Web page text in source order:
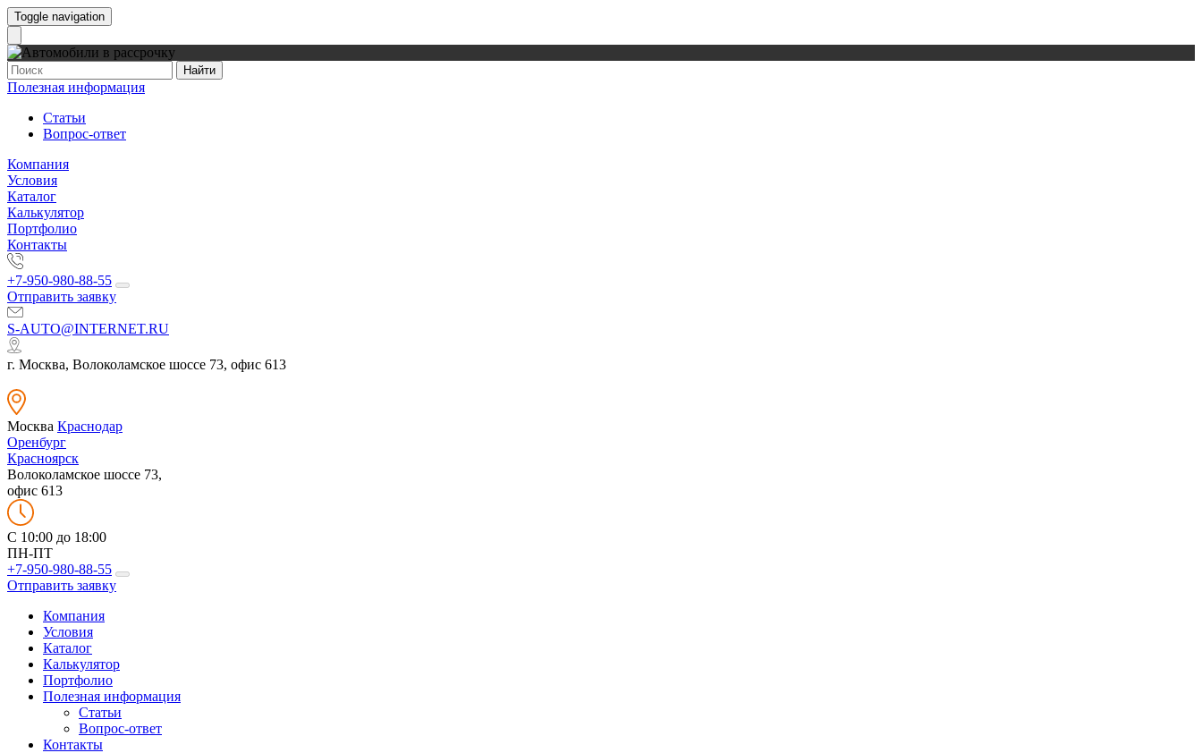
Toggle navigation
Найти
Полезная информация
Статьи
Вопрос-ответ
Компания
Условия
Каталог
Калькулятор
Портфолио
Контакты
+7-950-980-88-55
Отправить заявку
S-AUTO@INTERNET.RU
г. Москва, Волоколамское шоссе 73, офис 613
Москва Краснодар
Оренбург
Красноярск
Волоколамское шоссе 73,
офис 613
C 10:00 до 18:00
ПН-ПТ
+7-950-980-88-55
Отправить заявку
Компания
Условия
Каталог
Калькулятор
Портфолио
Полезная информация
Статьи
Вопрос-ответ
Контакты